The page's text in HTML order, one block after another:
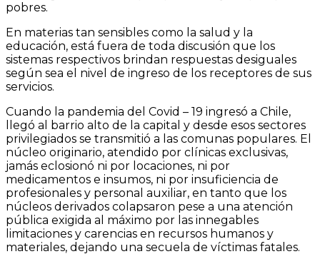
pobres.
En materias tan sensibles como la salud y la
educación, está fuera de toda discusión que los
sistemas respectivos brindan respuestas desiguales
según sea el nivel de ingreso de los receptores de sus
servicios.
Cuando la pandemia del Covid – 19 ingresó a Chile,
llegó al barrio alto de la capital y desde esos sectores
privilegiados se transmitió a las comunas populares. El
núcleo originario, atendido por clínicas exclusivas,
jamás eclosionó ni por locaciones, ni por
medicamentos e insumos, ni por insuficiencia de
profesionales y personal auxiliar, en tanto que los
núcleos derivados colapsaron pese a una atención
pública exigida al máximo por las innegables
limitaciones y carencias en recursos humanos y
materiales, dejando una secuela de víctimas fatales.